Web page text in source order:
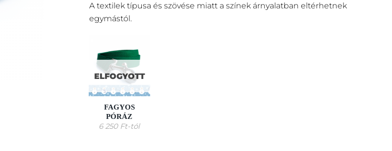
A textilek típusa és szövése miatt a színek árnyalatban eltérhetnek
egymástól.
ELFOGYOTT
FAGYOS
PÓRÁZ
6 250 Ft-tól